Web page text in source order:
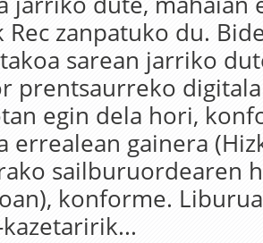
Rec zanpatuko du.
sarean jarriko
prentsaurreko
egin dela hori,
errealean gainera
sailburuordearen
konforme.